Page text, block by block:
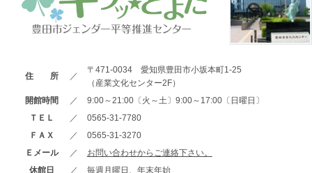
住 所 ／
〒471-0034 愛知県豊田市小坂本町1-25
（産業文化センター2F）
開館時間
／
9:00～21:00〔火～土〕9:00～17:00〔日曜日〕
ＴＥＬ
／
0565-31-7780
ＦＡＸ
／
0565-31-3270
Ｅメール
／
お問い合わせからご連絡下さい。
休館日
／ 毎週月曜日、年末年始